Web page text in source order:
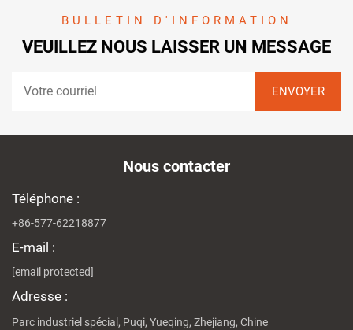
BULLETIN D'INFORMATION
VEUILLEZ NOUS LAISSER UN MESSAGE
Nous contacter
Téléphone :
+86-577-62218877
E-mail :
[email protected]
Adresse :
Parc industriel spécial, Puqi, Yueqing, Zhejiang, Chine